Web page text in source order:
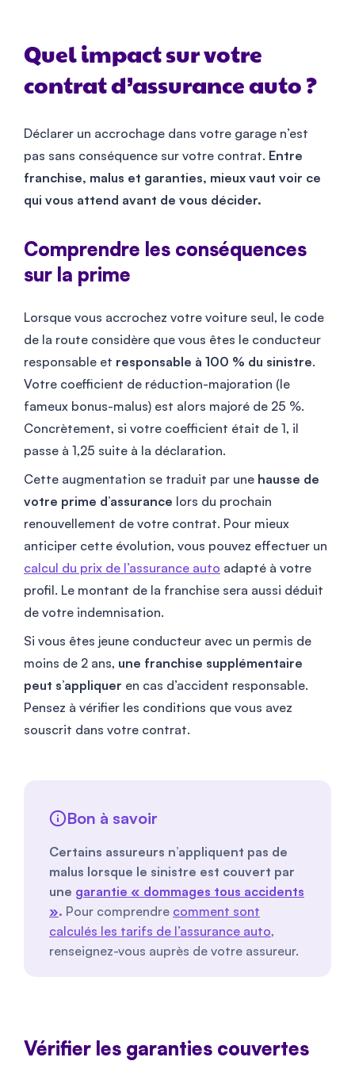
Quel impact sur votre
contrat d’assurance auto ?
Déclarer un accrochage dans votre garage n’est
pas sans conséquence sur votre contrat. Entre
franchise, malus et garanties, mieux vaut voir ce
qui vous attend avant de vous décider.
Comprendre les conséquences
sur la prime
Lorsque vous accrochez votre voiture seul, le code
de la route considère que vous êtes le conducteur
responsable et responsable à 100 % du sinistre.
Votre coefficient de réduction-majoration (le
fameux bonus-malus) est alors majoré de 25 %.
Concrètement, si votre coefficient était de 1, il
passe à 1,25 suite à la déclaration.
Cette augmentation se traduit par une hausse de
votre prime d’assurance lors du prochain
renouvellement de votre contrat. Pour mieux
anticiper cette évolution, vous pouvez effectuer un
calcul du prix de l’assurance auto adapté à votre
profil. Le montant de la franchise sera aussi déduit
de votre indemnisation.
Si vous êtes jeune conducteur avec un permis de
moins de 2 ans, une franchise supplémentaire
peut s’appliquer en cas d’accident responsable.
Pensez à vérifier les conditions que vous avez
souscrit dans votre contrat.
Bon à savoir
Certains assureurs n’appliquent pas de
malus lorsque le sinistre est couvert par
une garantie « dommages tous accidents
». Pour comprendre comment sont
calculés les tarifs de l’assurance auto,
renseignez-vous auprès de votre assureur.
Vérifier les garanties couvertes